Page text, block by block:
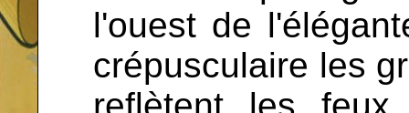
l'ouest de
crépusculaire les